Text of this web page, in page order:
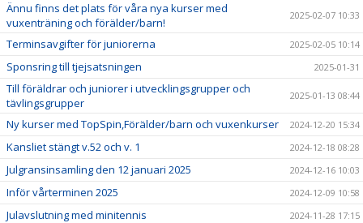
Ännu finns det plats för våra nya kurser med
vuxenträning och förälder/barn!
2025-02-07 10:33
Terminsavgifter för juniorerna 2025-02-05 10:14
Sponsring till tjejsatsningen 2025-01-31
Till föräldrar och juniorer i utvecklingsgrupper och
tävlingsgrupper
2025-01-13 08:44
Ny kurser med TopSpin,Förälder/barn och vuxenkurser 2024-12-20 15:34
Kansliet stängt v.52 och v. 1 2024-12-18 08:28
Julgransinsamling den 12 januari 2025 2024-12-16 10:03
Inför vårterminen 2025 2024-12-09 10:58
Julavslutning med minitennis 2024-11-28 17:15